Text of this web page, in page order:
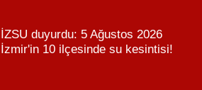
İZSU duyurdu: 5 Ağustos 2026
İzmir'in 10 ilçesinde su kesintisi!